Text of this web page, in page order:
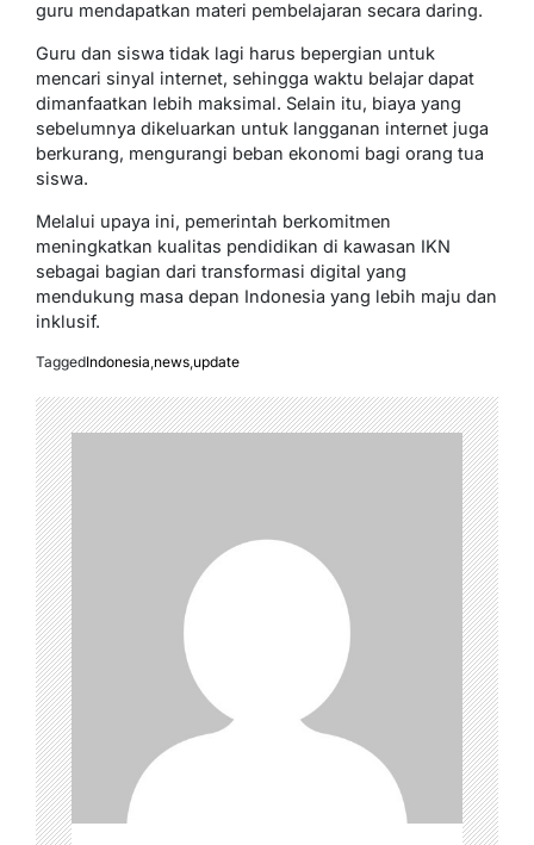
guru mendapatkan materi pembelajaran secara daring.
Guru dan siswa tidak lagi harus bepergian untuk
mencari sinyal internet, sehingga waktu belajar dapat
dimanfaatkan lebih maksimal. Selain itu, biaya yang
sebelumnya dikeluarkan untuk langganan internet juga
berkurang, mengurangi beban ekonomi bagi orang tua
siswa.
Melalui upaya ini, pemerintah berkomitmen
meningkatkan kualitas pendidikan di kawasan IKN
sebagai bagian dari transformasi digital yang
mendukung masa depan Indonesia yang lebih maju dan
inklusif.
TaggedIndonesia,news,update